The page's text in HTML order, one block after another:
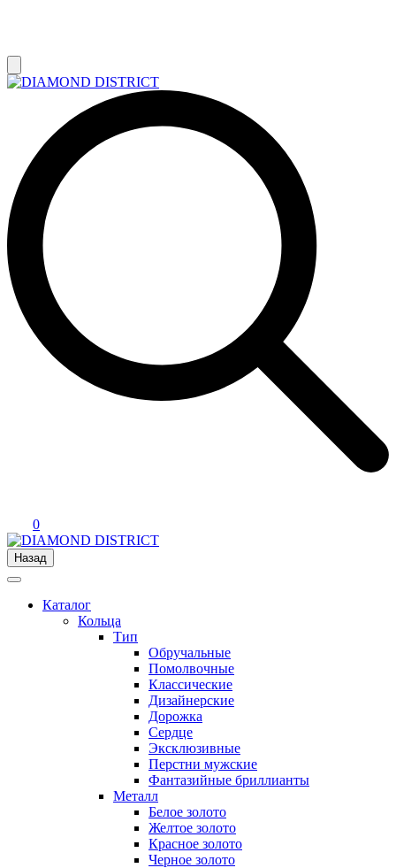
0
Назад
Каталог
Кольца
Тип
Обручальные
Помолвочные
Классические
Дизайнерские
Дорожка
Сердце
Эксклюзивные
Перстни мужские
Фантазийные бриллианты
Металл
Белое золото
Желтое золото
Красное золото
Черное золото